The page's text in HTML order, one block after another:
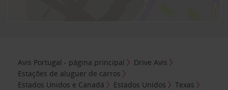
Avis Portugal - página principal
Drive Avis
Estações de aluguer de carros
Estados Unidos e Canadá
Estados Unidos
Texas